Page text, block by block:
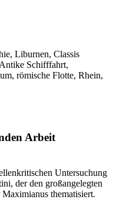
Liburnen, Classis
Schifffahrt,
römische Flotte, Rhein,
Arbeit
Untersuchung
der den großangelegten
thematisiert.